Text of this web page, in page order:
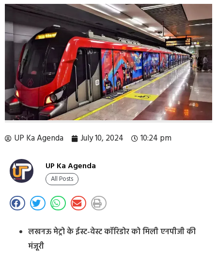
UP Ka Agenda July 10, 2024 10:24 pm
UP Ka Agenda
All Posts
लखनऊ मेट्रो के ईस्ट-वेस्ट कॉरिडोर को मिली एनपीजी की
मंजूरी